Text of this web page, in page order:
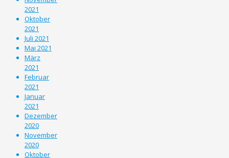
2021
Oktober
2021
Juli 2021
Mai 2021
März
2021
Februar
2021
Januar
2021
Dezember
2020
November
2020
Oktober